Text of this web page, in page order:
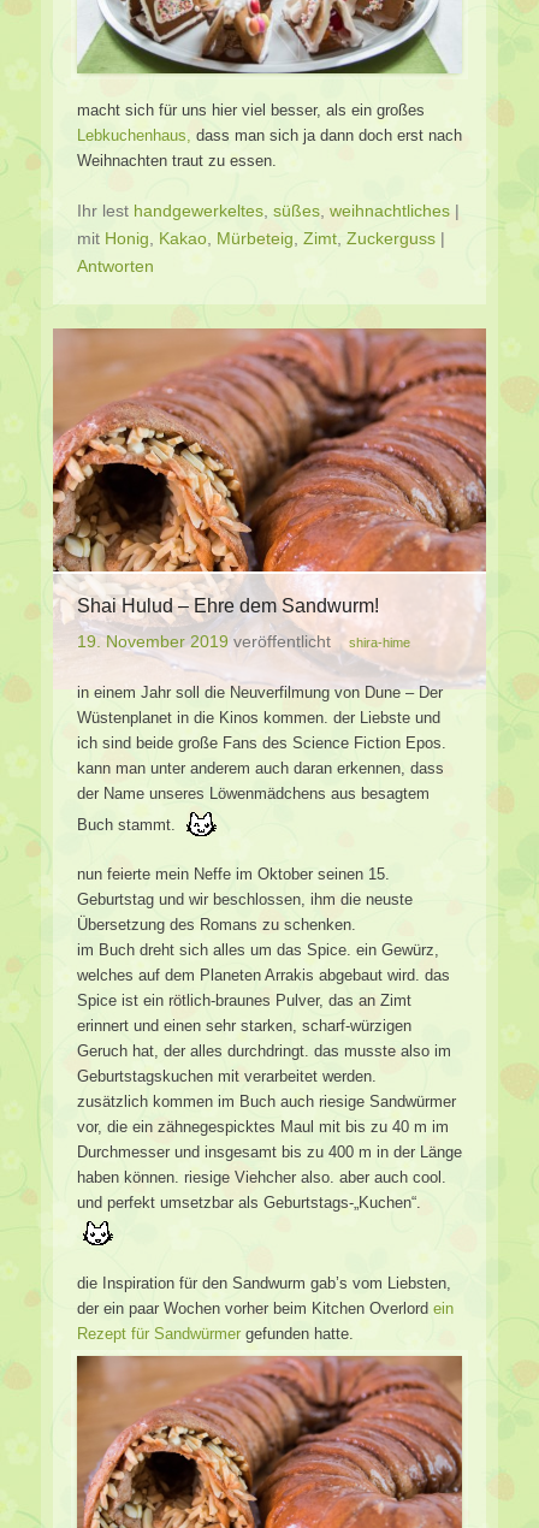
macht sich für uns hier viel besser, als ein großes
Lebkuchenhaus, dass man sich ja dann doch erst nach
Weihnachten traut zu essen.
Ihr lest handgewerkeltes süßes weihnachtliches |
mit Honig Kakao Mürbeteig Zimt Zuckerguss |
Antworten
Shai Hulud – Ehre dem Sandwurm!
19. November 2019 veröffentlicht shira-hime
in einem Jahr soll die Neuverfilmung von Dune – Der
Wüstenplanet in die Kinos kommen. der Liebste und
ich sind beide große Fans des Science Fiction Epos.
kann man unter anderem auch daran erkennen, dass
der Name unseres Löwenmädchens aus besagtem
Buch stammt.
nun feierte mein Neffe im Oktober seinen 15.
Geburtstag und wir beschlossen, ihm die neuste
Übersetzung des Romans zu schenken.
im Buch dreht sich alles um das Spice. ein Gewürz,
welches auf dem Planeten Arrakis abgebaut wird. das
Spice ist ein rötlich-braunes Pulver, das an Zimt
erinnert und einen sehr starken, scharf-würzigen
Geruch hat, der alles durchdringt. das musste also im
Geburtstagskuchen mit verarbeitet werden.
zusätzlich kommen im Buch auch riesige Sandwürmer
vor, die ein zähnegespicktes Maul mit bis zu 40 m im
Durchmesser und insgesamt bis zu 400 m in der Länge
haben können. riesige Viehcher also. aber auch cool.
und perfekt umsetzbar als Geburtstags-„Kuchen“.
die Inspiration für den Sandwurm gab’s vom Liebsten,
der ein paar Wochen vorher beim Kitchen Overlord ein
Rezept für Sandwürmergefunden hatte.